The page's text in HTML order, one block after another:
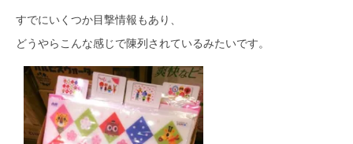
すでにいくつか目撃情報もあり、
どうやらこんな感じで陳列されているみたいです。